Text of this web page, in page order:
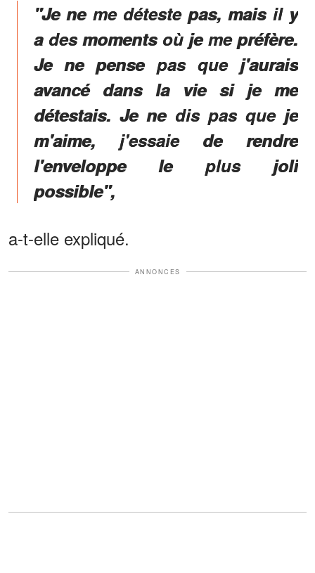
"Je ne me déteste pas, mais il y
a des moments où je me préfère.
Je ne pense pas que j'aurais
avancé dans la vie si je me
détestais. Je ne dis pas que je
m'aime, j'essaie de rendre
l'enveloppe le plus joli
possible",
a-t-elle expliqué.
ANNONCES